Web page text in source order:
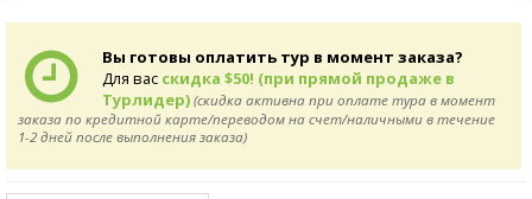
Вы готовы оплатить тур в момент заказа?
Для вас скидка $50! (при прямой продаже в
Турлидер) (скидка активна при оплате тура в момент
заказа по кредитной карте/переводом на счет/наличными в течение
1-2 дней после выполнения заказа)